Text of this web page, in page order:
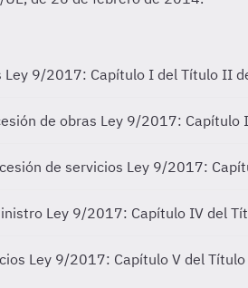
Ley 9/2017: Capítulo I del Título II
de obras Ley 9/2017: Capítulo
de servicios Ley 9/2017:
Ley 9/2017: Capítulo IV del
Ley 9/2017: Capítulo V del